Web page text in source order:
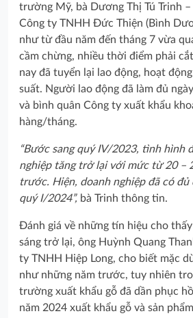
trường Mỹ, bà Dương Thị Tú Trinh –
Công ty TNHH Đức Thiện (Bình
như từ đầu năm đến tháng 7 vừa
cầm chừng, nhiều thời điểm phải
nay đã tuyển lại lao động, hoạt
suất. Người lao động đã làm đủ
và bình quân Công ty xuất khẩu
hàng/tháng.
“Bước sang quý IV/2023, tình hình
nghiệp tăng trở lại với mức từ 20 –
trước. Hiện, doanh nghiệp đã có đủ
quý I/2024”, bà Trinh thông tin.
Đánh giá về những tín hiệu cho
sáng trở lại, ông Huỳnh Quang
ty TNHH Hiệp Long, cho biết mặc
như những năm trước, tuy nhiên
trường xuất khẩu gỗ đã dần phục
năm 2024 xuất khẩu gỗ và sản